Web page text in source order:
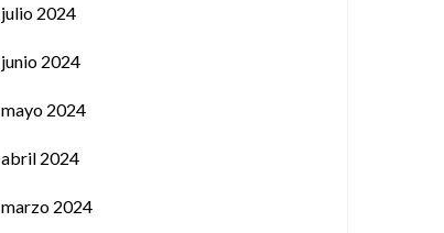
julio 2024
junio 2024
mayo 2024
abril 2024
marzo 2024